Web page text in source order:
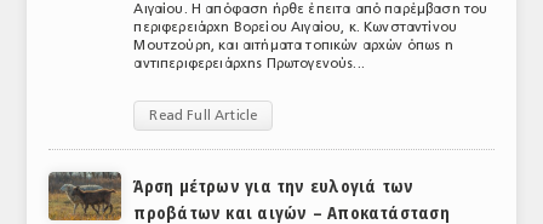
ΕΥΡΩΠΑΪΚΕΣ ΑΠΟΦΑΣΕΙΣ
ΕΜΠΟΡΙΚΟΣ ΚΑΤΑΛΟΓΟΣ
Αιγαίου. Η απόφαση ήρθε έπειτα από παρέμβαση του
περιφερειάρχη Βορείου Αιγαίου, κ. Κωνσταντίνου
Μουτζούρη, και αιτήματα τοπικών αρχών όπως η
αντιπεριφερειάρχης Πρωτογενούς...
Read Full Article
Άρση μέτρων για την ευλογιά των
προβάτων και αιγών – Αποκατάσταση